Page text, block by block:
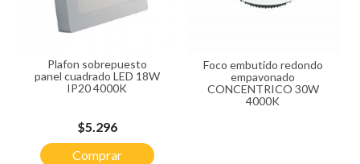
Plafon sobrepuesto
panel cuadrado LED 18W
IP20 4000K
Precio
$5.296
Comprar
Foco embutido redondo
empavonado
CONCENTRICO 30W
4000K